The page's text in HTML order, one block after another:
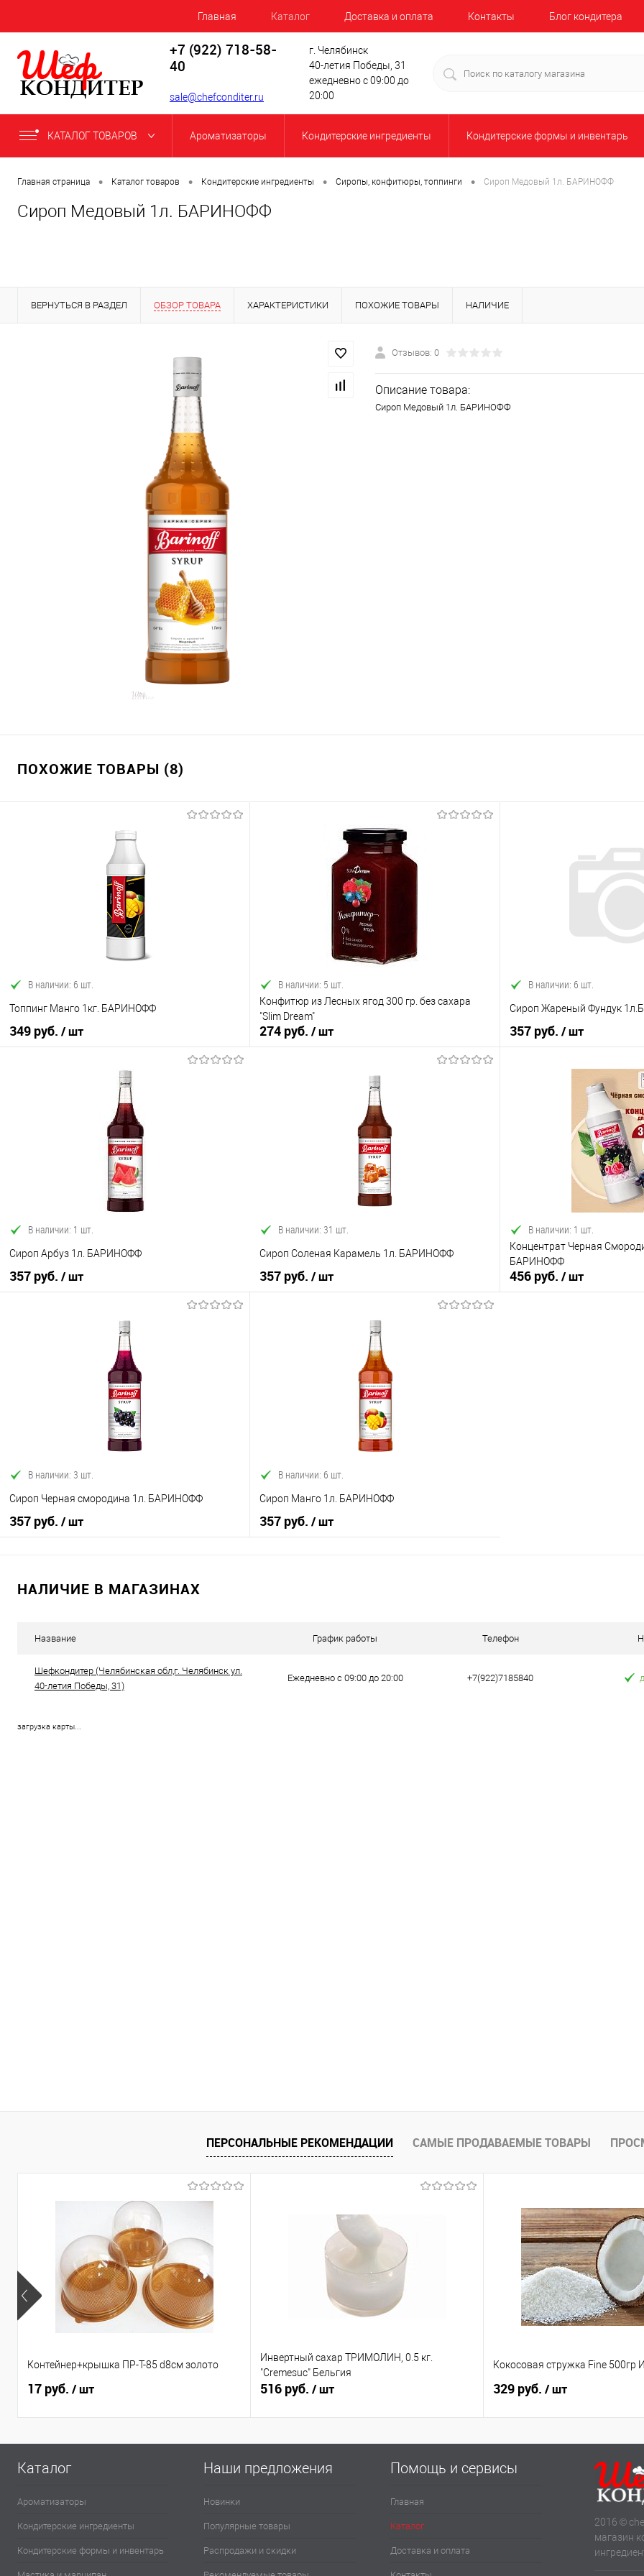
Главная Каталог Доставка и оплата Контакты Блог кондитера
+7 (922) 718-58-
40
sale@chefconditer.ru
г. Челябинск
40-летия Победы, 31
ежедневно с 09:00 до
20:00
КАТАЛОГ ТОВАРОВ Ароматизаторы Кондитерские ингредиенты Кондитерские формы и инвентарь
Главная страница • Каталог товаров • Кондитерские ингредиенты • Сиропы, конфитюры, топпинги • Сироп Медовый 1л. БАРИНОФФ
Сироп Медовый 1л. БАРИНОФФ
ВЕРНУТЬСЯ В РАЗДЕЛ ОБЗОР ТОВАРА ХАРАКТЕРИСТИКИ ПОХОЖИЕ ТОВАРЫ НАЛИЧИЕ
Отзывов: 0
Описание товара:
Сироп Медовый 1л. БАРИНОФФ
ПОХОЖИЕ ТОВАРЫ (8)
В наличии: 6 шт.
Топпинг Манго 1кг. БАРИНОФФ
349 руб. / шт
В корзину
В наличии: 5 шт.
Конфитюр из Лесных ягод 300 гр. без сахара
"Slim Dream"
274 руб. / шт
В корзину
В наличии: 6 шт.
Сироп Жареный Фундук
357 руб. / шт
В
Купить в 1 клик
В наличии: 1 шт.
Сироп Арбуз 1л. БАРИНОФФ
357 руб. / шт
В корзину
В наличии: 31 шт.
Сироп Соленая Карамель 1л. БАРИНОФФ
357 руб. / шт
В корзину
В наличии: 1 шт.
Концентрат Черная
БАРИНОФФ
456 руб. / шт
В наличии: 3 шт.
Сироп Черная смородина 1л. БАРИНОФФ
357 руб. / шт
В корзину
В наличии: 6 шт.
Сироп Манго 1л. БАРИНОФФ
357 руб. / шт
НАЛИЧИЕ В МАГАЗИНАХ
Название График работы Телефон
Шефкондитер (Челябинская обл,г. Челябинск ул.
40-летия Победы, 31)
Ежедневно с 09:00 до 20:00 +7(922)7185840
загрузка карты...
ПЕРСОНАЛЬНЫЕ РЕКОМЕНДАЦИИ САМЫЕ ПРОДАВАЕМЫЕ ТОВАРЫ
Контейнер+крышка ПР-Т-85 d8см золото
17 руб. / шт
Инвертный сахар ТРИМОЛИН, 0.5 кг.
"Cremesuc" Бельгия
516 руб. / шт
Кокосовая стружка Fine 500гр
329 руб. / шт
Каталог
Ароматизаторы
Кондитерские ингредиенты
Кондитерские формы и инвентарь
Наши предложения
Новинки
Популярные товары
Распродажи и скидки
Помощь и сервисы
Главная
Каталог
Доставка и оплата
2016 ©
магазин